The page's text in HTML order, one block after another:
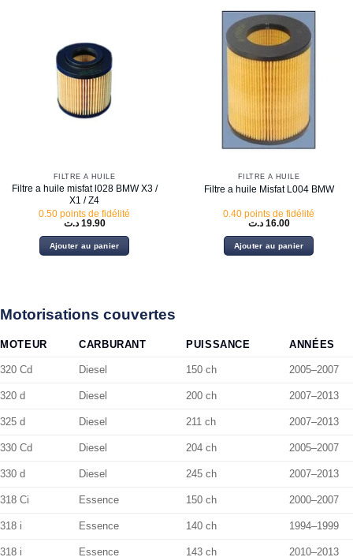
FILTRE À HUILE
Filtre a huile misfat l028 BMW X3 /
X1 / Z4
0.50 points de fidélité
19.90 د.ت
Ajouter au panier
FILTRE À HUILE
Filtre a huile Misfat L004 BMW
0.40 points de fidélité
16.00 د.ت
Ajouter au panier
Motorisations couvertes
MOTEUR CARBURANT PUISSANCE ANNÉES
320 Cd Diesel 150 ch 2005–2007
320 d Diesel 200 ch 2007–2013
325 d Diesel 211 ch 2007–2013
330 Cd Diesel 204 ch 2005–2007
330 d Diesel 245 ch 2007–2013
318 Ci Essence 150 ch 2000–2007
318 i Essence 140 ch 1994–1999
318 i Essence 143 ch 2010–2013